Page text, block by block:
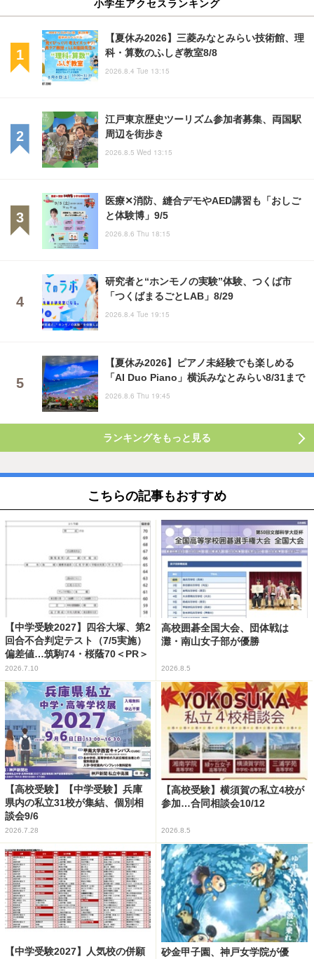
小学生アクセスランキング
【夏休み2026】三菱みなとみらい技術館、理
科・算数のふしぎ教室8/8
2026.8.4 Tue 13:15
江戸東京歴史ツーリズム参加者募集、両国駅
周辺を街歩き
2026.8.5 Wed 13:15
医療✕消防、縫合デモやAED講習も「おしご
と体験博」9/5
2026.8.6 Thu 18:15
研究者と“ホンモノの実験”体験、つくば市
「つくばまるごとLAB」8/29
2026.8.4 Tue 19:15
【夏休み2026】ピアノ未経験でも楽しめる
「AI Duo Piano」横浜みなとみらい8/31まで
2026.8.6 Thu 19:45
ランキングをもっと見る
こちらの記事もおすすめ
【中学受験2027】四谷大塚、第2
回合不合判定テスト（7/5実施）
偏差値…筑駒74・桜蔭70＜PR＞
2026.7.10
高校囲碁全国大会、団体戦は
灘・南山女子部が優勝
2026.8.5
【高校受験】【中学受験】兵庫
県内の私立31校が集結、個別相
談会9/6
2026.7.28
【高校受験】横須賀の私立4校が
参加…合同相談会10/12
2026.8.5
【中学受験2027】人気校の併願
砂金甲子園、神戸女学院が優